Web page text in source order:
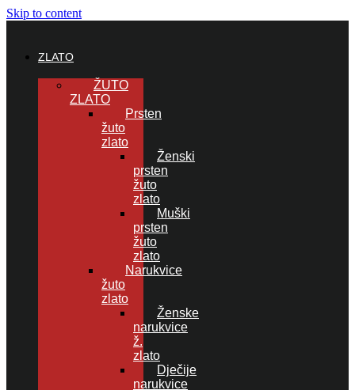
Skip to content
ZLATO
ŽUTO
ZLATO
Prsten
žuto
zlato
Ženski
prsten
žuto
zlato
Muški
prsten
žuto
zlato
Narukvice
žuto
zlato
Ženske
narukvice
ž.
zlato
Dječije
narukvice